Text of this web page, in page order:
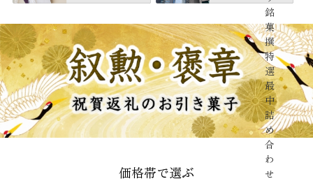
銘
菓
撰
特
選
最
中
詰
め
合
わ
せ
価格帯で選ぶ